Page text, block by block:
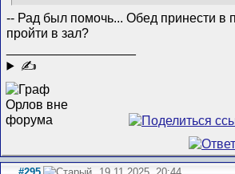
-- Рад был помочь... Обед принести в
пройти в зал?
✍